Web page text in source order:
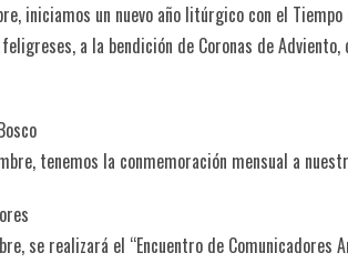
iniciamos un nuevo año litúrgico con el
a la bendición de Coronas de
tenemos la conmemoración mensual a
se realizará el “Encuentro de